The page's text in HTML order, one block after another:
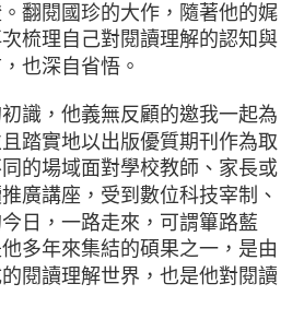
翻閱國珍的大作，隨著他的娓
梳理自己對閱讀理解的認知與
也深自省悟。
識，他義無反顧的邀我一起為
踏實地以出版優質期刊作為取
的場域面對學校教師、家長或
廣講座，受到數位科技宰制、
日，一路走來，可謂篳路藍
多年來集結的碩果之一，是由
閱讀理解世界，也是他對閱讀